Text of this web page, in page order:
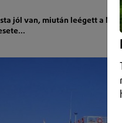
jól van, miután leégett a